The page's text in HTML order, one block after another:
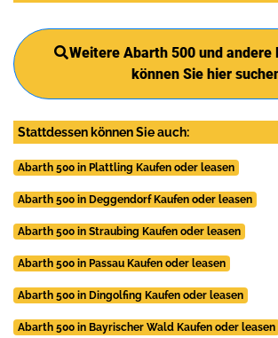
Weitere Abarth 500 und andere
können Sie hier
Stattdessen können Sie auch:
Abarth 500 in Plattling Kaufen oder leasen
Abarth 500 in Deggendorf Kaufen oder leasen
Abarth 500 in Straubing Kaufen oder leasen
Abarth 500 in Passau Kaufen oder leasen
Abarth 500 in Dingolfing Kaufen oder leasen
Abarth 500 in Bayrischer Wald Kaufen oder leasen